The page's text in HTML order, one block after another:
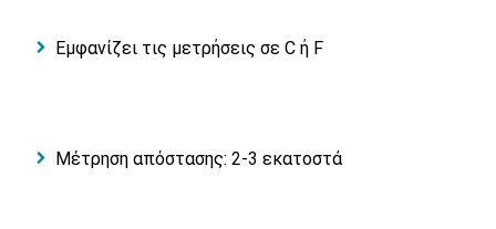
Εμφανίζει τις μετρήσεις σε C ή F
Μέτρηση απόστασης: 2-3 εκατοστά